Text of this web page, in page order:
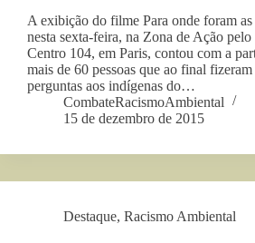
A exibição do filme Para onde foram
nesta sexta-feira, na Zona de Ação
Centro 104, em Paris, contou com a
mais de 60 pessoas que ao final
perguntas aos indígenas do…
CombateRacismoAmbiental
15 de dezembro de 2015
Destaque, Racismo Ambiental